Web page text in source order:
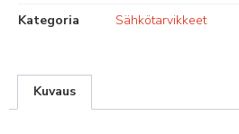
Kategoria
Sähkötarvikkeet
Kuvaus